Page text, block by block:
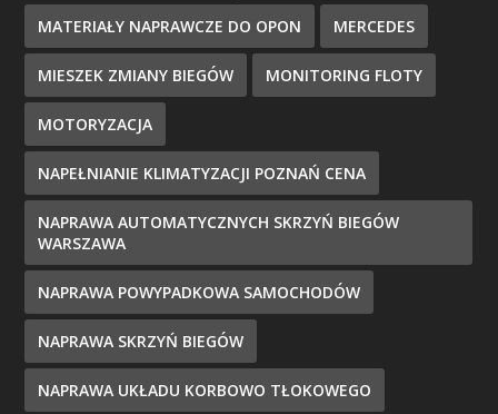
MATERIAŁY NAPRAWCZE DO OPON MERCEDES
MIESZEK ZMIANY BIEGÓW MONITORING FLOTY
MOTORYZACJA
NAPEŁNIANIE KLIMATYZACJI POZNAŃ CENA
NAPRAWA AUTOMATYCZNYCH SKRZYŃ BIEGÓW
WARSZAWA
NAPRAWA POWYPADKOWA SAMOCHODÓW
NAPRAWA SKRZYŃ BIEGÓW
NAPRAWA UKŁADU KORBOWO TŁOKOWEGO